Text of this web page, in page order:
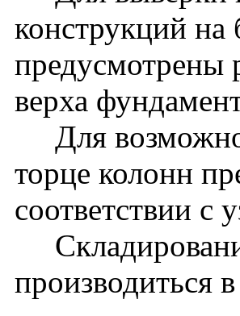
конструкций на
предусмотрены
верха
Для
торце колонн
соответствии с
производиться